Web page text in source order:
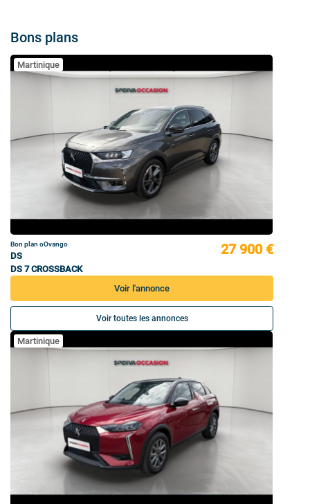
Bons plans
Martinique
Bon plan oOvango
DS
DS 7 CROSSBACK
27 900 €
Voir l'annonce
Voir toutes les annonces
Martinique